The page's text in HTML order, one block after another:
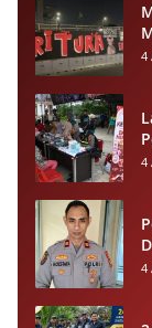
4
4
4